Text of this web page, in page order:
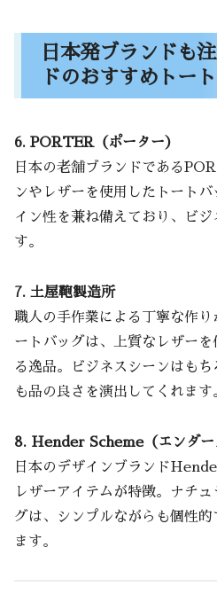
日本発ブランドも
ドのおすすめトー
6. PORTER（ポーター）
日本の老舗ブランドである
ンやレザーを使用したトート
イン性を兼ね備えており、ビ
す。
7. 土屋鞄製造所
職人の手作業による丁寧な作
ートバッグは、上質なレザー
る逸品。ビジネスシーンはも
も品の良さを演出してくれます
8. Hender Scheme（エンダー
日本のデザインブランド
レザーアイテムが特徴。ナチ
グは、シンプルながらも個性
ます。